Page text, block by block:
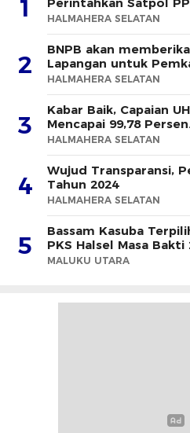
1 HALMAHERA SELATAN
2
BNPB akan
Lapangan untuk
HALMAHERA SELATAN
3
Kabar Baik, Capaian
Mencapai 99,78
HALMAHERA SELATAN
4
Wujud Transparansi,
Tahun 2024
HALMAHERA SELATAN
5
Bassam Kasuba
PKS Halsel Masa Bakti
MALUKU UTARA